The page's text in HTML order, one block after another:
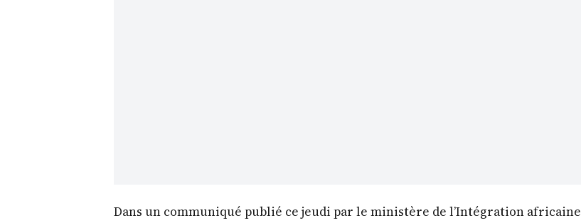
Dans un communiqué publié ce jeudi par le ministère de l’Intégration africaine